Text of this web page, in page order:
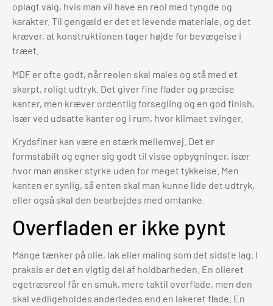
oplagt valg, hvis man vil have en reol med tyngde og
karakter. Til gengæld er det et levende materiale, og det
kræver, at konstruktionen tager højde for bevægelse i
træet.
MDF er ofte godt, når reolen skal males og stå med et
skarpt, roligt udtryk. Det giver fine flader og præcise
kanter, men kræver ordentlig forsegling og en god finish,
især ved udsatte kanter og i rum, hvor klimaet svinger.
Krydsfiner kan være en stærk mellemvej. Det er
formstabilt og egner sig godt til visse opbygninger, især
hvor man ønsker styrke uden for meget tykkelse. Men
kanten er synlig, så enten skal man kunne lide det udtryk,
eller også skal den bearbejdes med omtanke.
Overfladen er ikke pynt
Mange tænker på olie, lak eller maling som det sidste lag. I
praksis er det en vigtig del af holdbarheden. En olieret
egetræsreol får en smuk, mere taktil overflade, men den
skal vedligeholdes anderledes end en lakeret flade. En